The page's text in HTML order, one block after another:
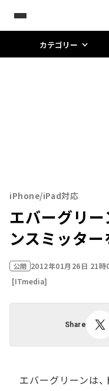
カテゴリー
iPhone/iPad対応
エバーグリー
ンスミッタ
公開 2012年01月26日 21時
[ITmedia]
Share
エバーグリーンは